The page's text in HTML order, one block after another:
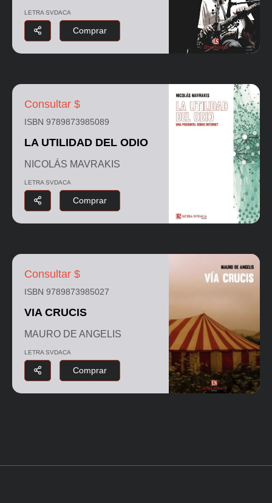
LETRA SVDACA
Comprar
Consultar $
ISBN 9789873985089
LA UTILIDAD DEL ODIO
NICOLÁS MAVRAKIS
LETRA SVDACA
Comprar
Consultar $
ISBN 9789873985027
VIA CRUCIS
MAURO DE ANGELIS
LETRA SVDACA
Comprar